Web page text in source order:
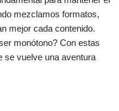
mezclamos formatos,
mejor cada contenido.
monótono? Con estas
se vuelve una aventura